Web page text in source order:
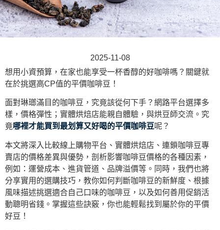
2025-11-08
想用小資預算，在家也能享受一杯香醇的好咖啡嗎？關鍵就
在於挑選高CP值的平價咖啡豆！
面對琳瑯滿目的咖啡豆，究竟該從何下手？網路平台選擇多
樣，價格彈性；實體烘焙店能親自體驗，與烘豆師交流。究
竟哪裡才能買到最划算又好喝的平價咖啡豆呢？
本文將深入比較線上購物平台、實體烘焙店、連鎖咖啡豆專
賣店的價格差異與優勢，剖析影響咖啡豆價格的各種因素，
例如：運營成本、進貨管道、品牌溢價等。同時，我們也將
分享實用的選購技巧，教你如何判斷咖啡豆的新鮮度、根據
風味描述挑選適合自己口味的咖啡豆，以及如何善用促銷活
動聰明省錢。掌握這些訣竅，你也能輕鬆找到屬於你的平價
好豆！